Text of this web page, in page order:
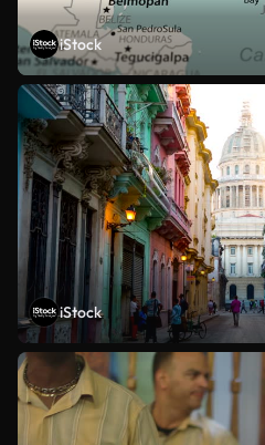
iStock
iStock